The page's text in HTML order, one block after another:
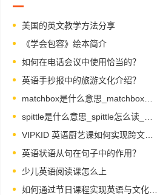
美国的英文教学方法分享
《学会包容》绘本简介
如何在电话会议中使用恰当的？
英语手抄报中的旅游文化介绍？
matchbox是什么意思_matchbox怎么读_音标ˈmætʃbɒks
VIPKID 英语厨艺课如何实现跨文化教学？
英语状语从句在句子中的作用？
少儿英语阅读课怎么上
如何通过节日课程实现英语与文化融合？